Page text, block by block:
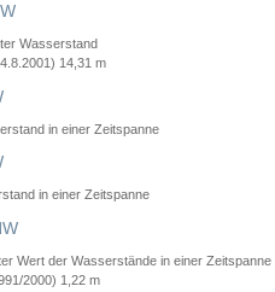
Wasserstand
14,31 m
in einer Zeitspanne
in einer Zeitspanne
Wert der Wasserstände in einer Zeitspanne
2000) 1,22 m